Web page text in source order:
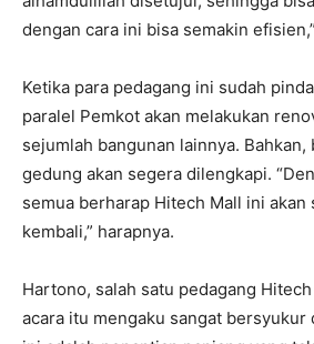
dengan cara ini bisa semakin
Ketika para pedagang ini sudah
paralel Pemkot akan melakukan
sejumlah bangunan lainnya.
gedung akan segera dilengkapi.
semua berharap Hitech Mall ini akan
kembali,” harapnya.
Hartono, salah satu pedagang
acara itu mengaku sangat bersyukur